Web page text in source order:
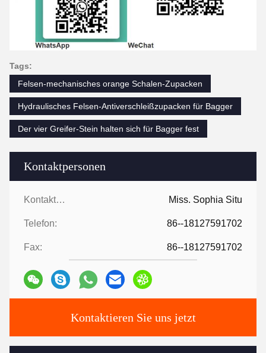
Kontaktpersonen
Kontaktpersonen: Miss. Sophia Situ
Telefon: 86--18127591702
Fax: 86--18127591702
Kontaktieren Sie uns jetzt
Tags:
Felsen-mechanisches orange Schalen-Zupacken
Hydraulisches Felsen-Antiverschleißzupacken für Bagger
Der vier Greifer-Stein halten sich für Bagger fest